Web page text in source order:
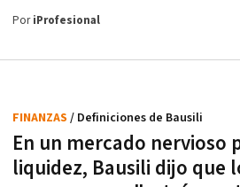
PoriProfesional
En un mercado nervioso
liquidez, Bausili dijo que
FINANZAS / Definiciones de Bausili